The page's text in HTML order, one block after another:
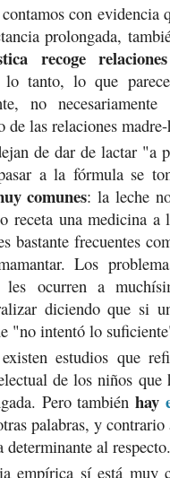
con evidencia
prolongada,
recoge
lo tanto, lo que
no
de las relaciones
de dar de lactar "a
a la fórmula se
comunes: la leche
receta una medicina a
bastante frecuentes
Los
les ocurren a
diciendo que si
"no intentó lo
estudios que
de los niños que
Pero también hay
palabras, y
determinante al respecto.
empírica sí está muy